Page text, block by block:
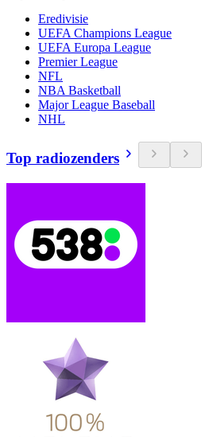
Eredivisie
UEFA Champions League
UEFA Europa League
Premier League
NFL
NBA Basketball
Major League Baseball
NHL
Top radiozenders